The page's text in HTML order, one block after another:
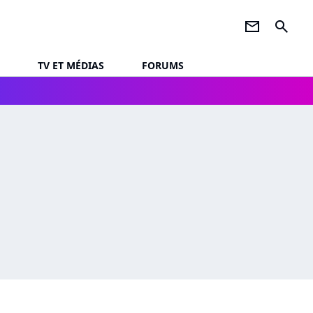
newsletter search
TV ET MÉDIAS FORUMS